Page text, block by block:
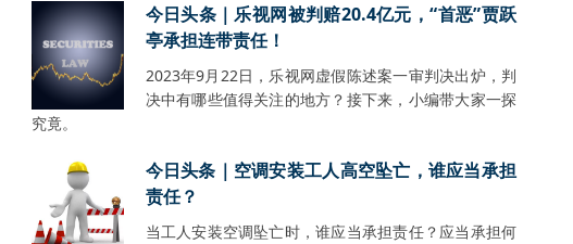
今日头条｜乐视网被判赔20.4亿元，“首恶”贾跃
亭承担连带责任！
2023年9月22日，乐视网虚假陈述案一审判决出炉，判
决中有哪些值得关注的地方？接下来，小编带大家一探
究竟。
今日头条｜空调安装工人高空坠亡，谁应当承担
责任？
当工人安装空调坠亡时，谁应当承担责任？应当承担何